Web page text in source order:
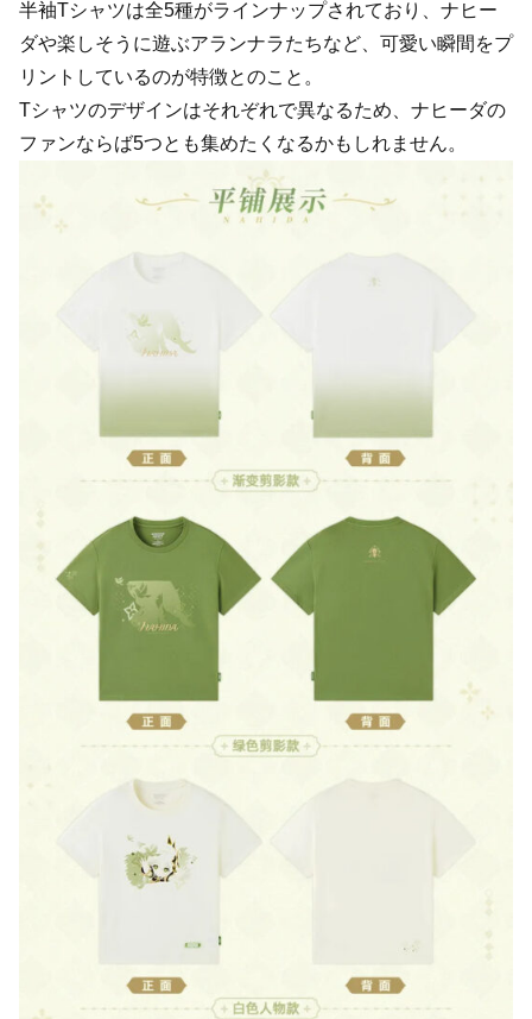
半袖Tシャツは全5種がラインナップされており、ナヒー
ダや楽しそうに遊ぶアランナラたちなど、可愛い瞬間をプ
リントしているのが特徴とのこと。
Tシャツのデザインはそれぞれで異なるため、ナヒーダの
ファンならば5つとも集めたくなるかもしれません。